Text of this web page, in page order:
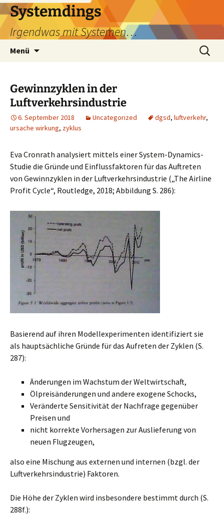
Zum
Inhalt
springen
Systemdings
Irgendwas mit Systemen…
Menü
Suchen
nach:
Gewinnzyklen in der
Luftverkehrsindustrie
6. September 2018 Uncategorized dgsd, luftverkehr,
ursache wirkung, zyklus
Eva Cronrath analysiert mittels einer System-Dynamics-
Studie die Gründe und Einflussfaktoren für das Auftreten
von Gewinnzyklen in der Luftverkehrsindustrie („The Airline
Profit Cycle“, Routledge, 2018; Abbildung S. 286):
Basierend auf ihren Modellexperimenten identifiziert sie
als hauptsächliche Gründe für das Aufreten der Zyklen (S.
287):
Änderungen im Wachstum der Weltwirtschaft,
Ölpreisänderungen und andere exogene Schocks,
Veränderte Sensitivität der Nachfrage gegenüber
Preisen und
nicht korrekte Vorhersagen zur Auslieferung von
neuen Flugzeugen,
also eine Mischung aus externen und internen (bzgl. der
Luftverkehrsindustrie) Faktoren.
Die Höhe der Zyklen wird insbesondere bestimmt durch (S.
288f.):